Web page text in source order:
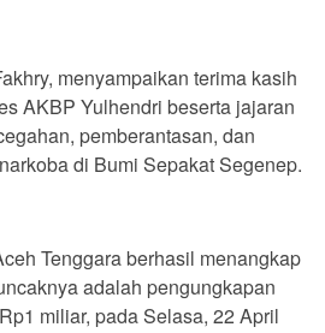
menyampaikan terima kasih
AKBP Yulhendri beserta jajaran
pemberantasan, dan
di Bumi Sepakat Segenep.
Tenggara berhasil menangkap
adalah pengungkapan
miliar, pada Selasa, 22 April